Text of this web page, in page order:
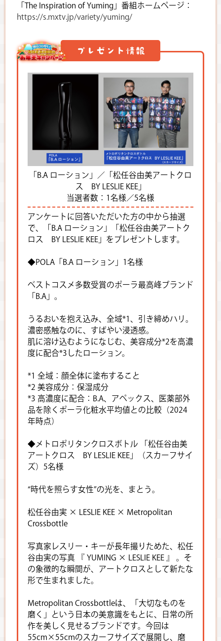
「The Inspiration of Yuming」番組ホームページ：
https://s.mxtv.jp/variety/yuming/
プレゼント情報
「B.A ローション」／「松任谷由美アートクロ
ス BY LESLIE KEE」
当選者数：1名様／5名様
アンケートに回答いただいた方の中から抽選
で、「B.A ローション」「松任谷由美アートク
ロス BY LESLIE KEE」をプレゼントします。
◆POLA「B.A ローション」1名様
ベストコスメ多数受賞のポーラ最高峰ブランド
「B.A」。
うるおいを抱え込み、全域*1、引き締めハリ。
濃密感触なのに、すばやい浸透感。
肌に溶け込むようになじむ、美容成分*2を高濃
度に配合*3したローション。
*1 全域：顔全体に塗布すること
*2 美容成分：保湿成分
*3 高濃度に配合：B.A、アペックス、医薬部外
品を除くポーラ化粧水平均値との比較（2024
年時点）
◆メトロポリタンクロスボトル 「松任谷由美
アートクロス BY LESLIE KEE」（スカーフサイ
ズ）5名様
“時代を照らす女性”の光を、まとう。
松任谷由実 × LESLIE KEE × Metropolitan
Crossbottle
写真家レスリー・キーが長年撮りためた、松任
谷由実の写真 『 YUMING × LESLIE KEE 』 。そ
の象徴的な瞬間が、アートクロスとして新たな
形で生まれました。
Metropolitan Crossbottleは、「大切なものを
磨く」という日本の美意識をもとに、日常の所
作を美しく見せるブランドです。今回は
55cm×55cmのスカーフサイズで展開し、磨